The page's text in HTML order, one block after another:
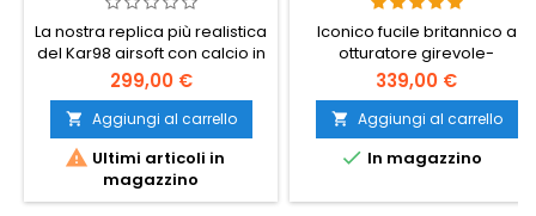
La nostra replica più realistica
del Kar98 airsoft con calcio in
legno vero!
299,00 €
 Aggiungi al carrello
 Ultimi articoli in
magazzino
DEI BOSSOLI, L'ICONICO
FUCILE D'ORDINANZA
BRITANNICO
Iconico fucile britannico a
otturatore girevole-
scorrevole della Seconda
Guerra Mondiale: calcio in
vero legno, carcassa
interamente in metallo,
espulsione reale dei bossoli.
colpi con proiettili in metallo
339,00 €
 Aggiungi al carrello
 In magazzino